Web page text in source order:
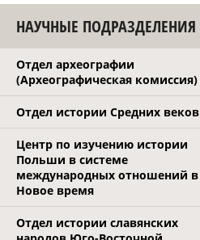
НАУЧНЫЕ ПОДРАЗДЕЛЕНИЯ
Отдел археографии
(Археографическая комиссия)
Отдел истории Средних веков
Центр по изучению истории
Польши в системе
международных отношений в
Новое время
Отдел истории славянских